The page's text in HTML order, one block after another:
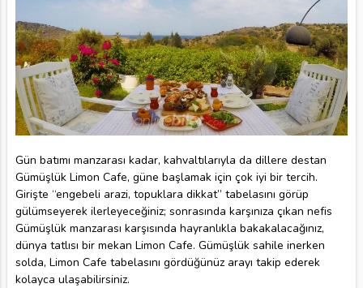
Gün batımı manzarası kadar, kahvaltılarıyla da dillere destan
Gümüşlük Limon Cafe, güne başlamak için çok iyi bir tercih.
Girişte “engebeli arazi, topuklara dikkat” tabelasını görüp
gülümseyerek ilerleyeceğiniz; sonrasında karşınıza çıkan nefis
Gümüşlük manzarası karşısında hayranlıkla bakakalacağınız,
dünya tatlısı bir mekan Limon Cafe. Gümüşlük sahile inerken
solda, Limon Cafe tabelasını gördüğünüz arayı takip ederek
kolayca ulaşabilirsiniz.